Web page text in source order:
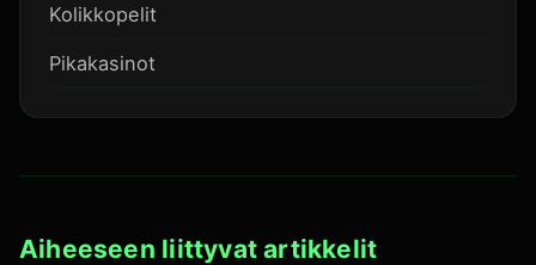
Kolikkopelit
Pikakasinot
Aiheeseen liittyvat artikkelit